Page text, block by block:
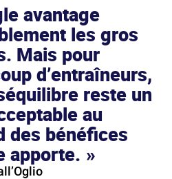
avantage
les gros
Mais pour
d’entraîneurs,
reste un
au
des bénéfices
apporte.